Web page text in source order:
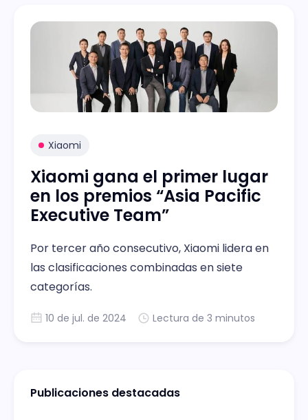
Xiaomi
Xiaomi gana el primer lugar
en los premios “Asia Pacific
Executive Team”
Por tercer año consecutivo, Xiaomi lidera en
las clasificaciones combinadas en siete
categorías.
10 de jul. de 2024 Lectura de 3 minutos
Publicaciones destacadas